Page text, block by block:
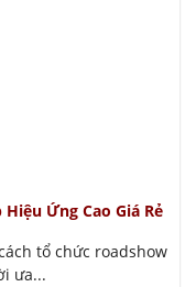
Ứng Cao Giá Rẻ
tổ chức roadshow
ưa...